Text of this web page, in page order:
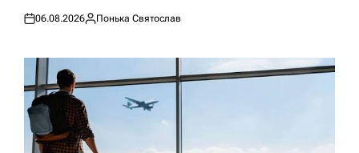
Оприлюднено
06.08.2026
Опубліковано
Понька Святослав